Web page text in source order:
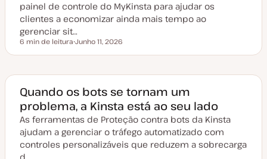
i
z
a
ç
ã
painel de controle do MyKinsta para ajudar os
clientes a economizar ainda mais tempo ao
gerenciar sit…
Tempo de leitura
6 min de leitura
a
a
e
a
t
u
a
i
z
a
Junho 11, 2026
Quando os bots se tornam um
problema, a Kinsta está ao seu lado
As ferramentas de Proteção contra bots da Kinsta
ajudam a gerenciar o tráfego automatizado com
controles personalizáveis que reduzem a sobrecarga